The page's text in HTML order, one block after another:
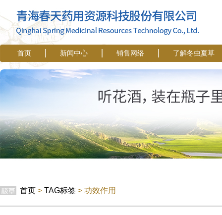
首页 新闻中心 销售网络 了解冬虫夏草
首页 > TAG标签 > 功效作用